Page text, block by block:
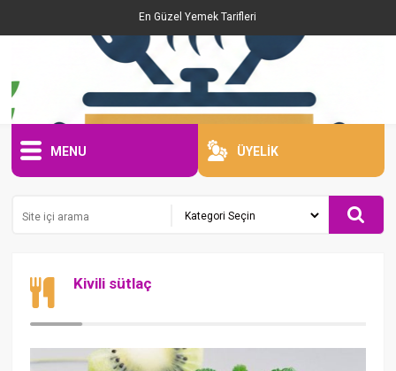
En Güzel Yemek Tarifleri
MENU ÜYELİK
Kivili sütlaç